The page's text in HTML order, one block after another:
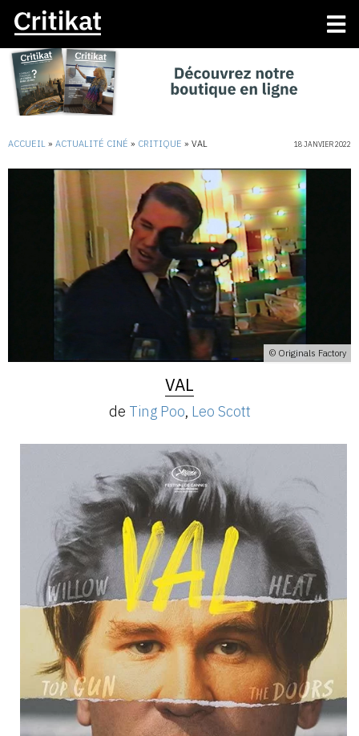
ACCUEIL » ACTUALITÉ CINÉ » CRITIQUE » VAL 18 JANVIER 2022
© Originals Factory
VAL
de Ting Poo, Leo Scott